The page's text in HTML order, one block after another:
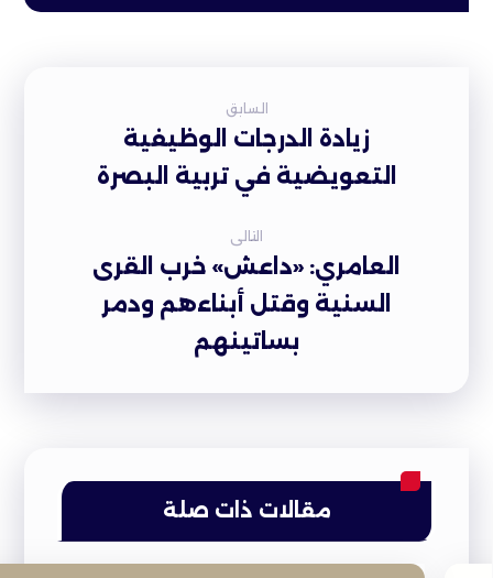
السابق
زيادة الدرجات الوظيفية
التعويضية في تربية البصرة
التالى
العامري: «داعش» خرب القرى
السنية وقتل أبناءهم ودمر
بساتينهم
مقالات ذات صلة